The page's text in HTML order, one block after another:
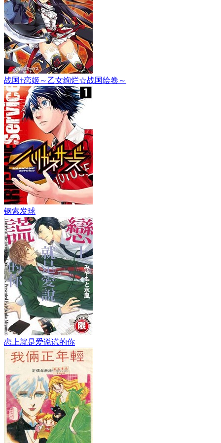
战国†恋姬～乙女绚烂☆战国绘卷～
钢索发球
恋上就是爱说谎的你